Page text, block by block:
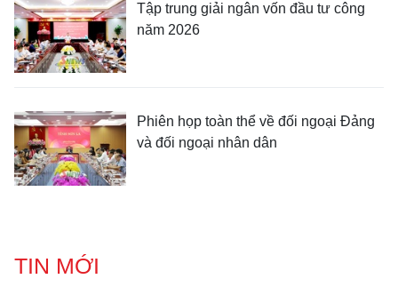
Tập trung giải ngân vốn đầu tư công
năm 2026
Phiên họp toàn thể về đối ngoại Đảng
và đối ngoại nhân dân
TIN MỚI